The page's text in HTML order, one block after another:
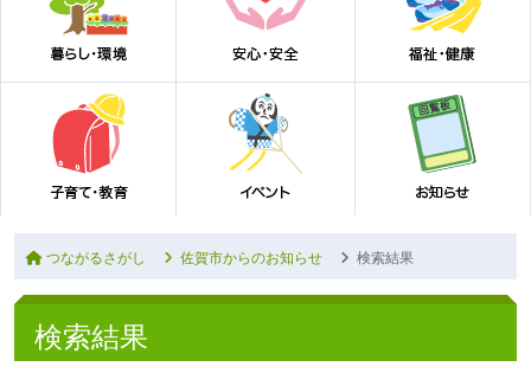
つながるさがし 佐賀市からのお知らせ 検索結果
検索結果